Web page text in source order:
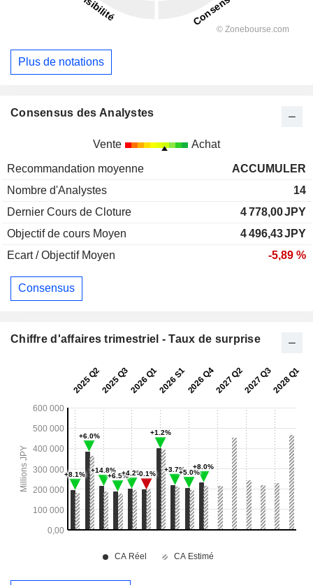
Plus de notations
Consensus des Analystes
Vente Achat
Recommandation moyenne
ACCUMULER
Nombre d'Analystes
14
Dernier Cours de Cloture
4 778,00JPY
Objectif de cours Moyen
4 496,43JPY
Ecart / Objectif Moyen
-5,89 %
Consensus
Chiffre d'affaires trimestriel - Taux de surprise